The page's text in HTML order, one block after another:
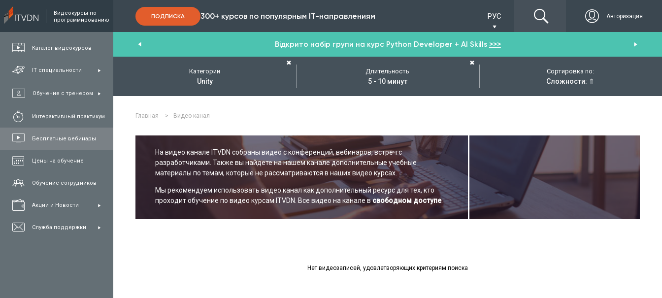
Видеокурсы по
программированию
Каталог видеокурсов
IT специальности
Обучение с тренером
Интерактивный практикум
Бесплатные вебинары
Цены на обучение
Обучение сотрудников
Акции и Новости
Служба поддержки
ПОДПИСКА 300+ курсов по популярным IT-направлениям РУС Авторизация
FullStack Відкрито набір групи на курс Python Developer + AI Skills >>>
Категории
Unity
✖
Длительность
5 - 10 минут
✖
Сортировка по:
Сложности: ⇑
Главная > Видео канал
На видео канале ITVDN собраны видео с конференций, вебинаров, встреч с
разработчиками. Также вы найдете на нашем канале дополнительные учебные
материалы по темам, которые не рассматриваются в наших видео курсах.
Мы рекомендуем использовать видео канал как дополнительный ресурс для тех, кто
проходит обучение по видео курсам ITVDN. Все видео на канале всвободном доступе.
Нет видеозаписей, удовлетворяющих критериям поиска